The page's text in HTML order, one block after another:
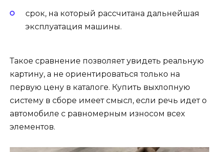
срок, на который рассчитана дальнейшая
эксплуатация машины.
Такое сравнение позволяет увидеть реальную
картину, а не ориентироваться только на
первую цену в каталоге. Купить выхлопную
систему в сборе имеет смысл, если речь идет о
автомобиле с равномерным износом всех
элементов.